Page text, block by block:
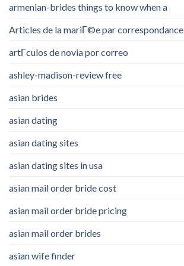
armenian-brides things to know when a
Articles de la mariГ©e par correspondance
artГ­culos de novia por correo
ashley-madison-review free
asian brides
asian dating
asian dating sites
asian dating sites in usa
asian mail order bride cost
asian mail order bride pricing
asian mail order brides
asian wife finder